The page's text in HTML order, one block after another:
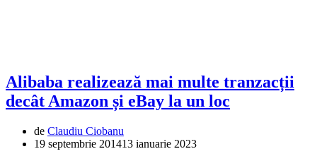
Alibaba realizează mai multe tranzacții
decât Amazon și eBay la un loc
de Claudiu Ciobanu
19 septembrie 201413 ianuarie 2023